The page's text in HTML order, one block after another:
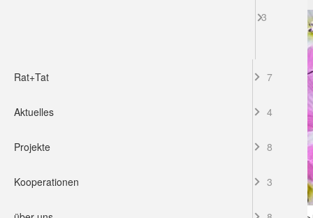
3
Rat+Tat 7
Aktuelles 4
Projekte 8
Kooperationen 3